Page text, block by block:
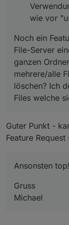
wie vor
Noch ein
File-Server
ganzen
mehrere/alle
löschen? Ich
Files welche
Guter Punkt -
Feature
Ansonsten top!
Gruss
Michael